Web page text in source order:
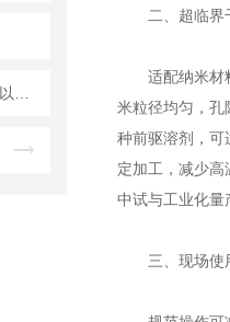
二、超临界
适配纳米材料
米粒径均匀，孔
种前驱溶剂，
定加工，减少
中试与工业化量
三、现场使